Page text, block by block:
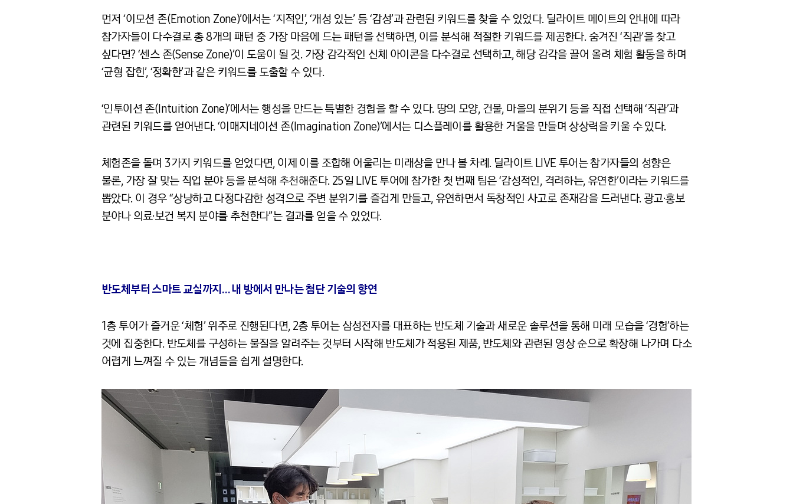
먼저 ‘이모션 존(Emotion Zone)’에서는 ‘지적인’, ‘개성 있는’ 등 ‘감성’과 관련된 키워드를 찾을 수 있었다. 딜라이트 메이트의 안내에 따라
참가자들이 다수결로 총 8개의 패턴 중 가장 마음에 드는 패턴을 선택하면, 이를 분석해 적절한 키워드를 제공한다. 숨겨진 ‘직관’을 찾고
싶다면? ‘센스 존(Sense Zone)’이 도움이 될 것. 가장 감각적인 신체 아이콘을 다수결로 선택하고, 해당 감각을 끌어 올려 체험 활동을 하며
‘균형 잡힌’, ‘정확한’과 같은 키워드를 도출할 수 있다.
‘인투이션 존(Intuition Zone)’에서는 행성을 만드는 특별한 경험을 할 수 있다. 땅의 모양, 건물, 마을의 분위기 등을 직접 선택해 ‘직관’과
관련된 키워드를 얻어낸다. ‘이매지네이션 존(Imagination Zone)’에서는 디스플레이를 활용한 거울을 만들며 상상력을 키울 수 있다.
체험존을 돌며 3가지 키워드를 얻었다면, 이제 이를 조합해 어울리는 미래상을 만나 볼 차례. 딜라이트 LIVE 투어는 참가자들의 성향은
물론, 가장 잘 맞는 직업 분야 등을 분석해 추천해준다. 25일 LIVE 투어에 참가한 첫 번째 팀은 ‘감성적인, 격려하는, 유연한’이라는 키워드를
뽑았다. 이 경우 “상냥하고 다정다감한 성격으로 주변 분위기를 즐겁게 만들고, 유연하면서 독창적인 사고로 존재감을 드러낸다. 광고·홍보
분야나 의료·보건 복지 분야를 추천한다”는 결과를 얻을 수 있었다.
반도체부터 스마트 교실까지… 내 방에서 만나는 첨단 기술의 향연
1층 투어가 즐거운 ‘체험’ 위주로 진행된다면, 2층 투어는 삼성전자를 대표하는 반도체 기술과 새로운 솔루션을 통해 미래 모습을 ‘경험’하는
것에 집중한다. 반도체를 구성하는 물질을 알려주는 것부터 시작해 반도체가 적용된 제품, 반도체와 관련된 영상 순으로 확장해 나가며 다소
어렵게 느껴질 수 있는 개념들을 쉽게 설명한다.